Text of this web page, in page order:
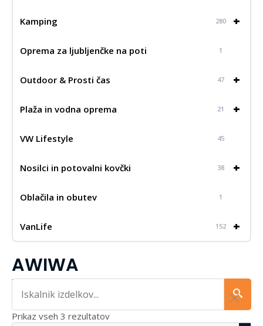
+
Kamping 280
Oprema za ljubljenčke na poti 1
+
Outdoor & Prosti čas 47
+
Plaža in vodna oprema 21
VW Lifestyle 45
+
Nosilci in potovalni kovčki 38
Oblačila in obutev 1
+
VanLife 152
AWIWA
Iskalnik...
Prikaz vseh 3 rezultatov